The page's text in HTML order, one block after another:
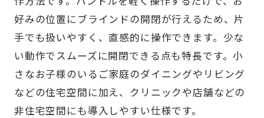
好みの位置にブラインドの開閉が行えるため、片
手でも扱いやすく、直感的に操作できます。少な
い動作でスムーズに開閉できる点も特長です。小
さなお子様のいるご家庭のダイニングやリビング
などの住宅空間に加え、クリニックや店舗などの
非住宅空間にも導入しやすい仕様です。